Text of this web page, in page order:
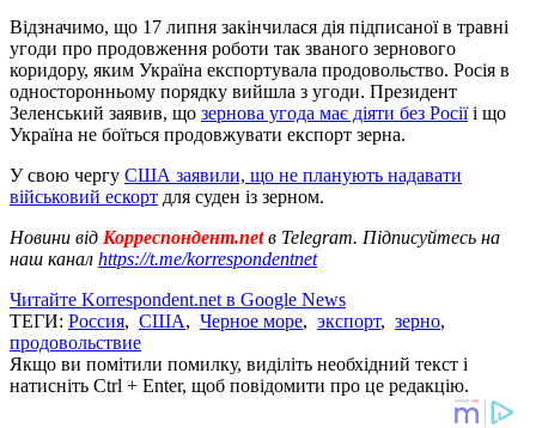
Відзначимо, що 17 липня закінчилася дія підписаної в травні
угоди про продовження роботи так званого зернового
коридору, яким Україна експортувала продовольство. Росія в
односторонньому порядку вийшла з угоди. Президент
Зеленський заявив, що зернова угода має діяти без Росіїі що
Україна не боїться продовжувати експорт зерна.
У свою чергу США заявили, що не планують надавати
військовий ескорт для суден із зерном.
Новини від Корреспондент.netв Telegram. Підписуйтесь на
наш канал https://t.me/korrespondentnet
Читайте Korrespondent.net в Google News
ТЕГИ: Россия, США, Черное море, экспорт, зерно,
продовольствие
Якщо ви помітили помилку, виділіть необхідний текст і
натисніть Ctrl + Enter, щоб повідомити про це редакцію.